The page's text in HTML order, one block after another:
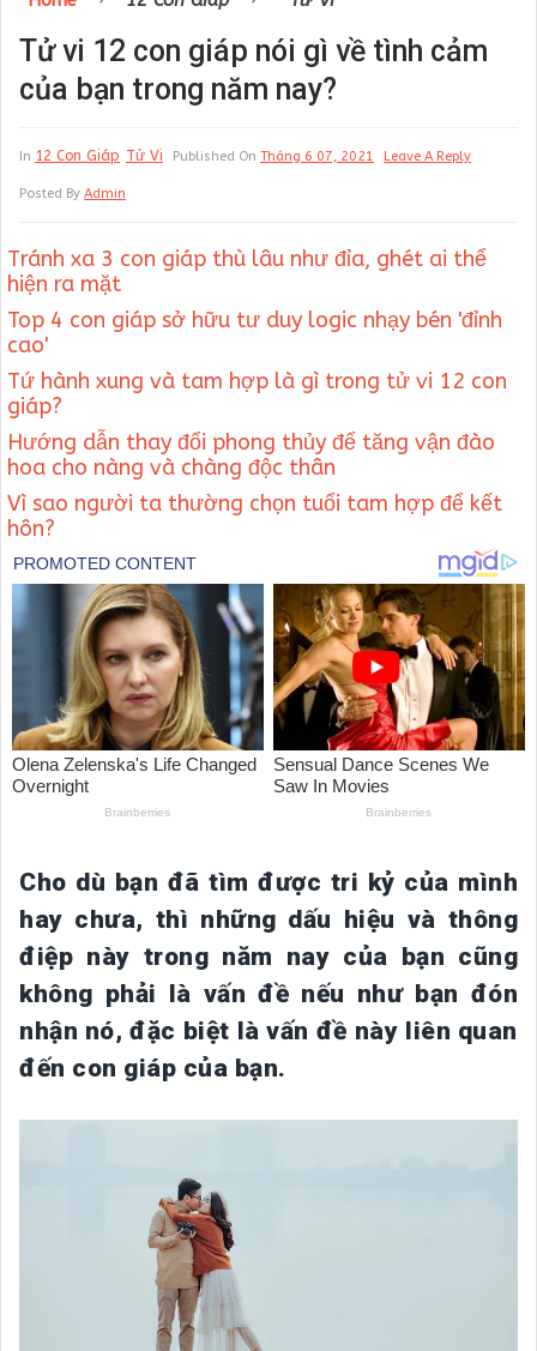
Tử vi 12 con giáp nói gì về tình cảm
của bạn trong năm nay?
In 12 Con Giáp Tử Vi Published On Tháng 6 07, 2021 Leave A Reply
Posted By Admin
Tránh xa 3 con giáp thù lâu như đỉa, ghét ai thể
hiện ra mặt
Top 4 con giáp sở hữu tư duy logic nhạy bén 'đỉnh
cao'
Tứ hành xung và tam hợp là gì trong tử vi 12 con
giáp?
Hướng dẫn thay đổi phong thủy để tăng vận đào
hoa cho nàng và chàng độc thân
Vì sao người ta thường chọn tuổi tam hợp để kết
hôn?
Cho dù bạn đã tìm được tri kỷ của mình
hay chưa, thì những dấu hiệu và thông
điệp này trong năm nay của bạn cũng
không phải là vấn đề nếu như bạn đón
nhận nó, đặc biệt là vấn đề này liên quan
đến con giáp của bạn.